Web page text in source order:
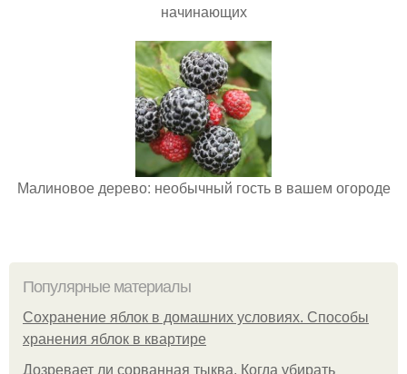
начинающих
Малиновое дерево: необычный гость в вашем огороде
Популярные материалы
Сохранение яблок в домашних условиях. Способы
хранения яблок в квартире
Дозревает ли сорванная тыква. Когда убирать